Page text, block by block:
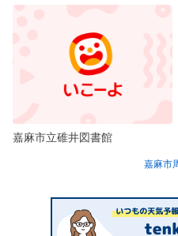
嘉麻市立碓井図書館
嘉麻市